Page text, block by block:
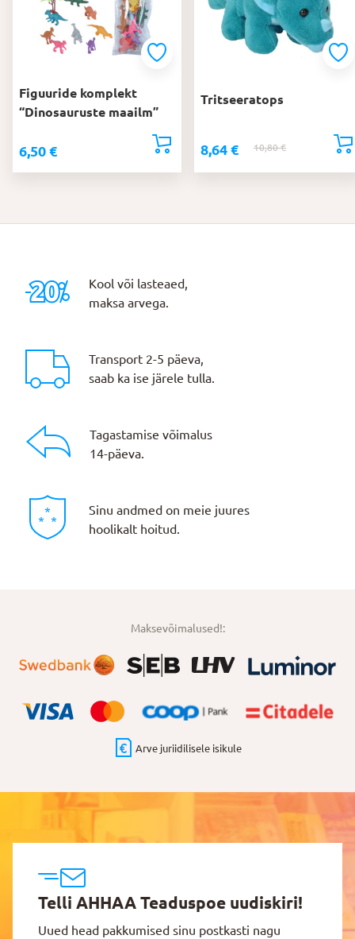
Figuuride komplekt
“Dinosauruste maailm”
6,50 €
Tritseeratops
10,80€Algne
8,64 €
Praegune
Kool või lasteaed,
maksa arvega.
Transport 2-5 päeva,
saab ka ise järele tulla.
Tagastamise võimalus
14-päeva.
Sinu andmed on meie juures
hoolikalt hoitud.
Maksevõimalused!:
Arve juriidilisele isikule
Telli AHHAA Teaduspoe uudiskiri!
Uued head pakkumised sinu postkasti nagu